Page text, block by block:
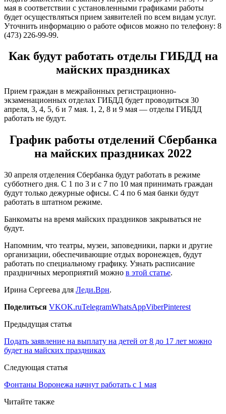
мая в соответствии с установленными графиками работы
будет осуществляться прием заявителей по всем видам услуг.
Уточнить информацию о работе офисов можно по телефону: 8
(473) 226-99-99.
Как будут работать отделы ГИБДД на
майских праздниках
Прием граждан в межрайонных регистрационно-
экзаменационных отделах ГИБДД будет проводиться 30
апреля, 3, 4, 5, 6 и 7 мая. 1, 2, 8 и 9 мая — отделы ГИБДД
работать не будут.
График работы отделений Сбербанка
на майских праздниках 2022
30 апреля отделения Сбербанка будут работать в режиме
субботнего дня. С 1 по 3 и с 7 по 10 мая принимать граждан
будут только дежурные офисы. С 4 по 6 мая банки будут
работать в штатном режиме.
Банкоматы на время майских праздников закрываться не
будут.
Напомним, что театры, музеи, заповедники, парки и другие
организации, обеспечивающие отдых воронежцев, будут
работать по специальному графику. Узнать расписание
праздничных мероприятий можно в этой статье.
Ирина Сергеева для Леди.Врн.
Поделиться VKOK.ruTelegramWhatsAppViberPinterest
Предыдущая статья
Подать заявление на выплату на детей от 8 до 17 лет можно
будет на майских праздниках
Следующая статья
Фонтаны Воронежа начнут работать с 1 мая
Читайте также